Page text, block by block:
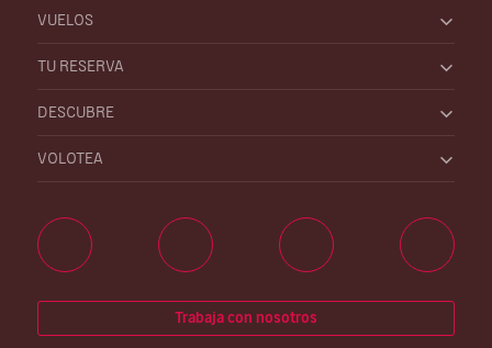
VUELOS
TU RESERVA
DESCUBRE
VOLOTEA
Trabaja con nosotros